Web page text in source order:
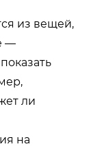
из вещей,
—
ли
на